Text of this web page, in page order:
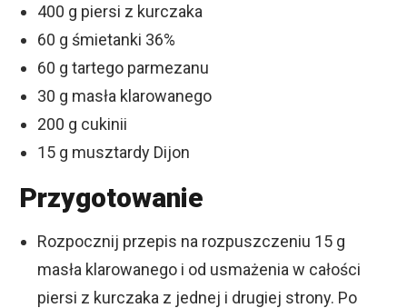
400 g piersi z kurczaka
60 g śmietanki 36%
60 g tartego parmezanu
30 g masła klarowanego
200 g cukinii
15 g musztardy Dijon
Przygotowanie
Rozpocznij przepis na rozpuszczeniu 15 g
masła klarowanego i od usmażenia w całości
piersi z kurczaka z jednej i drugiej strony. Po